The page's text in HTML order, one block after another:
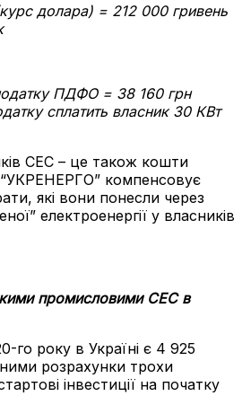
долара) = 212 000 гривень
ПДФО = 38 160 грн
сплатить власник 30 КВт
СЕС – це також кошти
компенсовує
які вони понесли через
електроенергії у власників
промисловими СЕС в
го року в Україні є 4 925
розрахунки трохи
інвестиції на початку